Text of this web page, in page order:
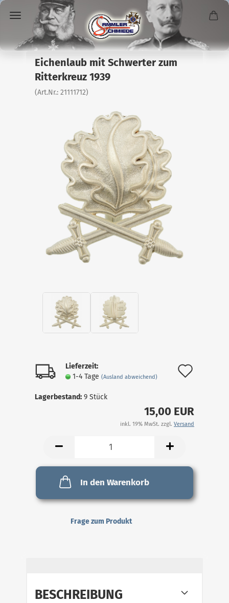
Eichenlaub mit Schwerter zum
Ritterkreuz 1939
(Art.Nr.: 21111712)
Lieferzeit:
1-4 Tage (Ausland abweichend)
Lagerbestand: 9 Stück
15,00 EUR
inkl. 19% MwSt. zzgl. Versand
In den Warenkorb
Frage zum Produkt
BESCHREIBUNG